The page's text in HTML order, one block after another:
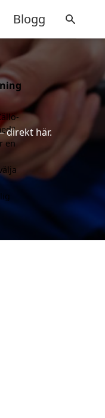
Blogg
direkt här.
en